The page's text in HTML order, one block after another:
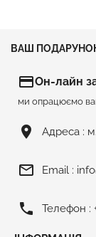
ВАШ
credit_cardОн-лайн
ми опрацюємо
room Адреса :
mail_outline Email :
phone Телефон :